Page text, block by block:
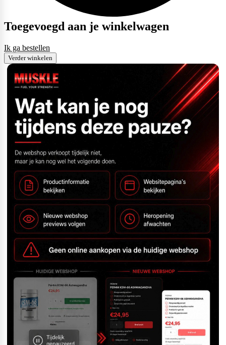
Toegevoegd aan je winkelwagen
Ik ga bestellen
Verder winkelen